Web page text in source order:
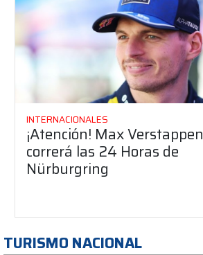
INTERNACIONALES
¡Atención! Max Verstappen
correrá las 24 Horas de
Nürburgring
TURISMO NACIONAL